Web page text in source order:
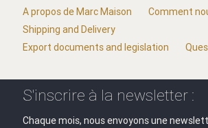
A propos de Marc Maison
Comment
Shipping and Delivery
Export documents and legislation
S'inscrire à la newsletter :
Chaque mois, nous envoyons une